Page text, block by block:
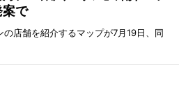
で
店舗を紹介するマップが7月19日、同